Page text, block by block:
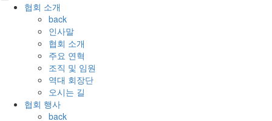
협회 소개
back
인사말
협회 소개
주요 연혁
조직 및 임원
역대 회장단
오시는 길
협회 행사
back